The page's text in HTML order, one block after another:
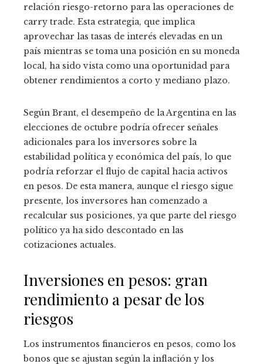
relación riesgo-retorno para las operaciones de
carry trade. Esta estrategia, que implica
aprovechar las tasas de interés elevadas en un
país mientras se toma una posición en su moneda
local, ha sido vista como una oportunidad para
obtener rendimientos a corto y mediano plazo.
Según Brant, el desempeño de la Argentina en las
elecciones de octubre podría ofrecer señales
adicionales para los inversores sobre la
estabilidad política y económica del país, lo que
podría reforzar el flujo de capital hacia activos
en pesos. De esta manera, aunque el riesgo sigue
presente, los inversores han comenzado a
recalcular sus posiciones, ya que parte del riesgo
político ya ha sido descontado en las
cotizaciones actuales.
Inversiones en pesos: gran
rendimiento a pesar de los
riesgos
Los instrumentos financieros en pesos, como los
bonos que se ajustan según la inflación y los